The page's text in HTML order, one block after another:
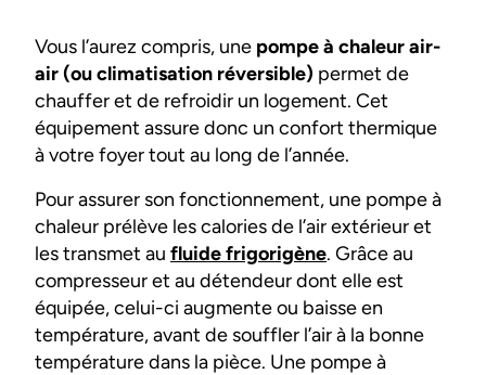
Vous l’aurez compris, une pompe à chaleur air-
air (ou climatisation réversible) permet de
chauffer et de refroidir un logement. Cet
équipement assure donc un confort thermique
à votre foyer tout au long de l’année.
Pour assurer son fonctionnement, une pompe à
chaleur prélève les calories de l’air extérieur et
les transmet au fluide frigorigène. Grâce au
compresseur et au détendeur dont elle est
équipée, celui-ci augmente ou baisse en
température, avant de souffler l’air à la bonne
température dans la pièce. Une pompe à